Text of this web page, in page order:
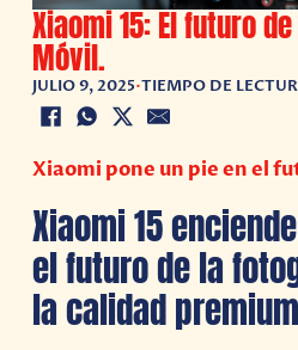
Xiaomi 15: El futuro
Móvil.
JULIO 9, 2025•TIEMPO DE
Xiaomi pone un pie en el
Xiaomi 15
el futuro de la
la calidad